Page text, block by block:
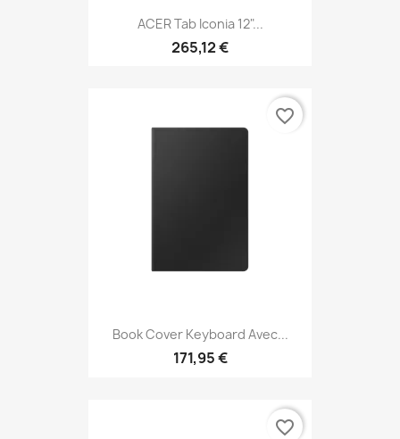
ACER Tab Iconia 12"...
265,12 €
Book Cover Keyboard Avec...
171,95 €
favorite_border
favorite_border